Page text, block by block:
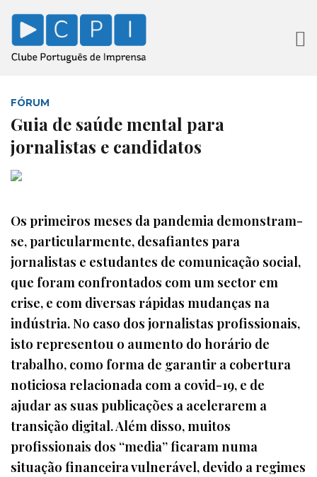
FÓRUM
Guia de saúde mental para
jornalistas e candidatos
Os primeiros meses da pandemia demonstram-
se, particularmente, desafiantes para
jornalistas e estudantes de comunicação social,
que foram confrontados com um sector em
crise, e com diversas rápidas mudanças na
indústria. No caso dos jornalistas profissionais,
isto representou o aumento do horário de
trabalho, como forma de garantir a cobertura
noticiosa relacionada com a covid-19, e de
ajudar as suas publicações a acelerarem a
transição digital. Além disso, muitos
profissionais dos “media” ficaram numa
situação financeira vulnerável, devido a regimes